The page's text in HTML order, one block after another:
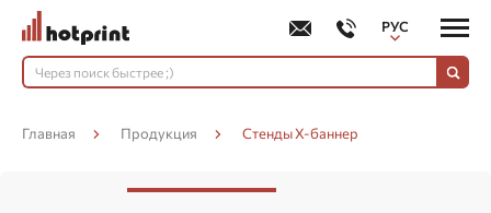
РУС
УКР
Главная Продукция Стенды Х-баннер